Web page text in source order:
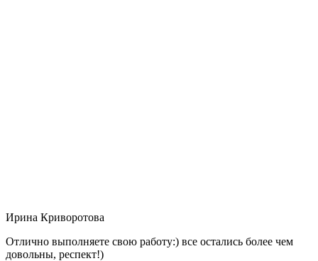
Ирина Криворотова
Отлично выполняете свою работу:) все остались более чем
довольны, респект!)